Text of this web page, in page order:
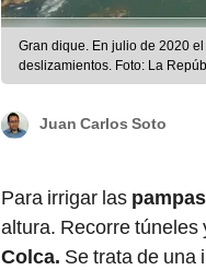
Gran dique. En julio de 2020
deslizamientos. Foto: La
Juan Carlos Soto
Para irrigar las
altura. Recorre túneles
Colca. Se trata de una